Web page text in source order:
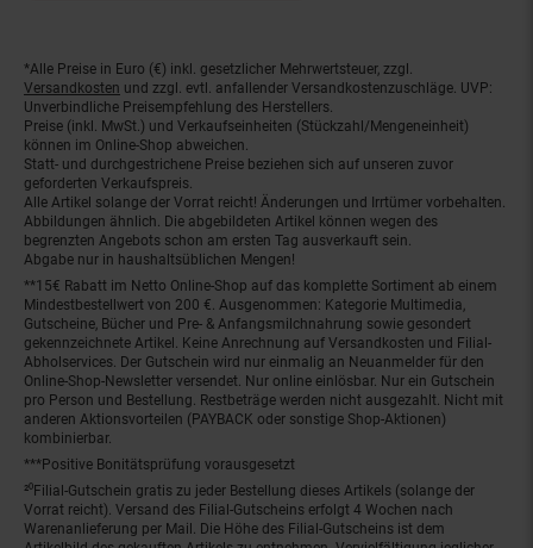
Fußnoten
*Alle Preise in Euro (€) inkl. gesetzlicher Mehrwertsteuer, zzgl.
Versandkosten und zzgl. evtl. anfallender Versandkostenzuschläge. UVP:
Unverbindliche Preisempfehlung des Herstellers.
Preise (inkl. MwSt.) und Verkaufseinheiten (Stückzahl/Mengeneinheit)
können im Online-Shop abweichen.
Statt- und durchgestrichene Preise beziehen sich auf unseren zuvor
geforderten Verkaufspreis.
Alle Artikel solange der Vorrat reicht! Änderungen und Irrtümer vorbehalten.
Abbildungen ähnlich. Die abgebildeten Artikel können wegen des
begrenzten Angebots schon am ersten Tag ausverkauft sein.
Abgabe nur in haushaltsüblichen Mengen!
**15€ Rabatt im Netto Online-Shop auf das komplette Sortiment ab einem
Mindestbestellwert von 200 €. Ausgenommen: Kategorie Multimedia,
Gutscheine, Bücher und Pre- & Anfangsmilchnahrung sowie gesondert
gekennzeichnete Artikel. Keine Anrechnung auf Versandkosten und Filial-
Abholservices. Der Gutschein wird nur einmalig an Neuanmelder für den
Online-Shop-Newsletter versendet. Nur online einlösbar. Nur ein Gutschein
pro Person und Bestellung. Restbeträge werden nicht ausgezahlt. Nicht mit
anderen Aktionsvorteilen (PAYBACK oder sonstige Shop-Aktionen)
kombinierbar.
***Positive Bonitätsprüfung vorausgesetzt
²⁰Filial-Gutschein gratis zu jeder Bestellung dieses Artikels (solange der
Vorrat reicht). Versand des Filial-Gutscheins erfolgt 4 Wochen nach
Warenanlieferung per Mail. Die Höhe des Filial-Gutscheins ist dem